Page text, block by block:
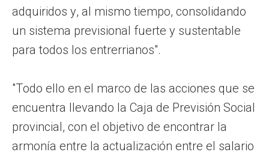
adquiridos y, al mismo tiempo, consolidando
un sistema previsional fuerte y sustentable
para todos los entrerrianos".
"Todo ello en el marco de las acciones que se
encuentra llevando la Caja de Previsión Social
provincial, con el objetivo de encontrar la
armonía entre la actualización entre el salario